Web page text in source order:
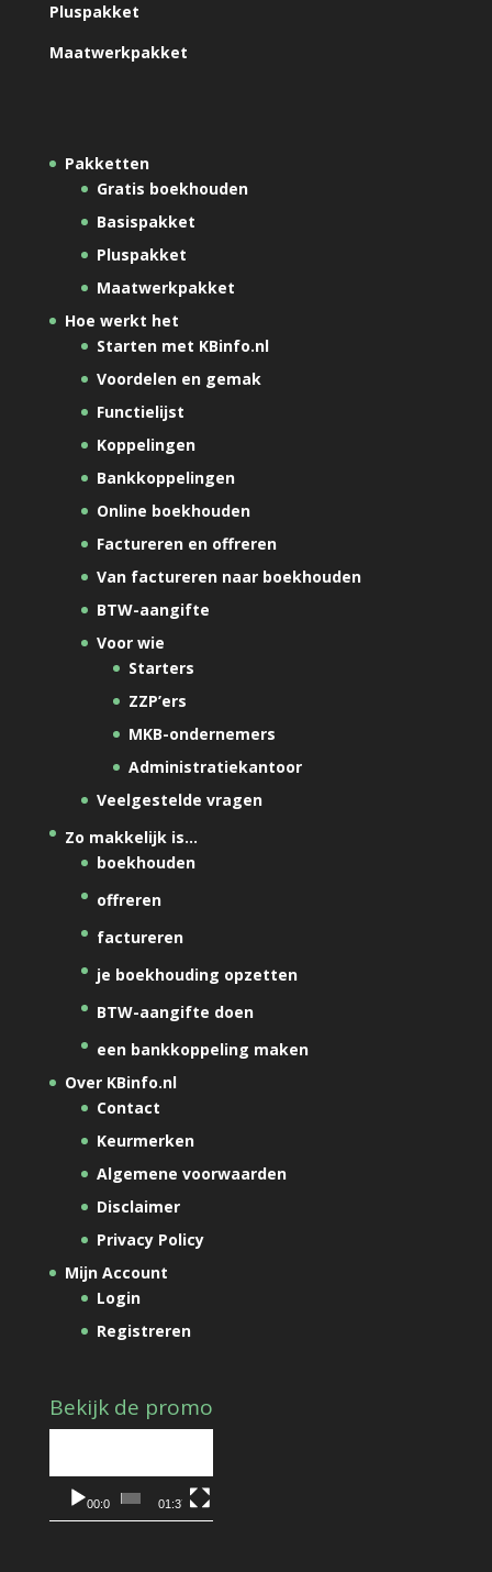
Pluspakket
Maatwerkpakket
Pakketten
Gratis boekhouden
Basispakket
Pluspakket
Maatwerkpakket
Hoe werkt het
Starten met KBinfo.nl
Voordelen en gemak
Functielijst
Koppelingen
Bankkoppelingen
Online boekhouden
Factureren en offreren
Van factureren naar boekhouden
BTW-aangifte
Voor wie
Starters
ZZP’ers
MKB-ondernemers
Administratiekantoor
Veelgestelde vragen
Zo makkelijk is…
boekhouden
offreren
factureren
je boekhouding opzetten
BTW-aangifte doen
een bankkoppeling maken
Over KBinfo.nl
Contact
Keurmerken
Algemene voorwaarden
Disclaimer
Privacy Policy
Mijn Account
Login
Registreren
Bekijk de promo
00:00 01:37